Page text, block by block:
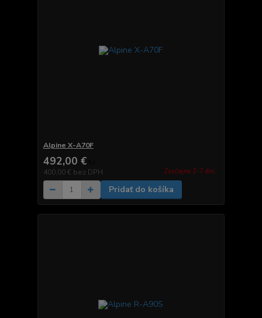
Alpine X-A70F
492,00 €
400,00 € bez DPH Zvyčajne 2-7 dni.
Pridať do košíka